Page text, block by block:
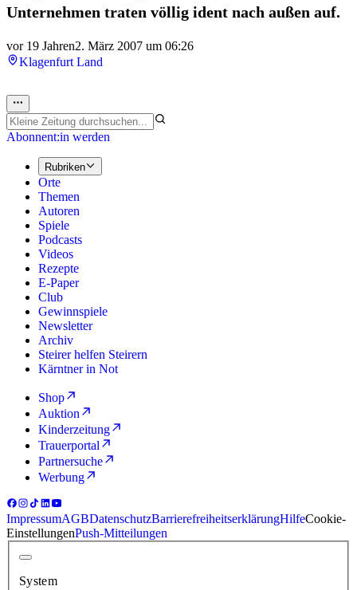
Unternehmen traten völlig ident nach außen auf.
vor 19 Jahren2. März 2007 um 06:26
Klagenfurt Land
Abonnent:in werden
Rubriken
Orte
Themen
Autoren
Spiele
Podcasts
Videos
Rezepte
E-Paper
Club
Gewinnspiele
Newsletter
Archiv
Steirer helfen Steirern
Kärntner in Not
Shop
Auktion
Kinderzeitung
Trauerportal
Partnersuche
Werbung
ImpressumAGBDatenschutzBarrierefreiheitserklärungHilfeCookie-
EinstellungenPush-Mitteilungen
System